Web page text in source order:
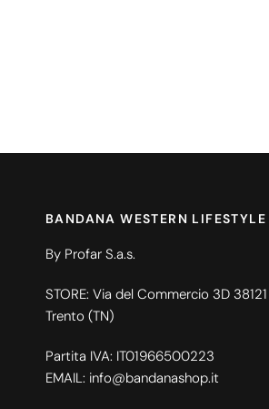
BANDANA WESTERN LIFESTYLE
By Profar S.a.s.
STORE: Via del Commercio 3D 38121
Trento (TN)
Partita IVA: IT01966500223
EMAIL: info@bandanashop.it